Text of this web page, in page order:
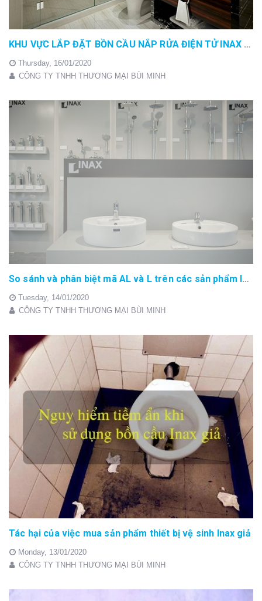
KHU VỰC LẮP ĐẶT BỒN CẦU NẮP RỬA ĐIỆN TỬ INAX CẦN CHÚ Ý NHỮNG GÌ
Thursday, 16/01/2020
CÔNG TY TNHH THƯƠNG MẠI BÙI MINH
So sánh và phân biệt mã AL và L trên các sản phẩm lavabo INAX
Tuesday, 14/01/2020
CÔNG TY TNHH THƯƠNG MẠI BÙI MINH
Tác hại của việc mua sản phẩm thiết bị vệ sinh Inax giả
Monday, 13/01/2020
CÔNG TY TNHH THƯƠNG MẠI BÙI MINH